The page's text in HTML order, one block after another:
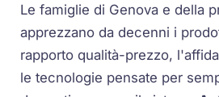
Le famiglie di Genova e della
apprezzano da decenni i
rapporto qualità-prezzo,
le tecnologie pensate per